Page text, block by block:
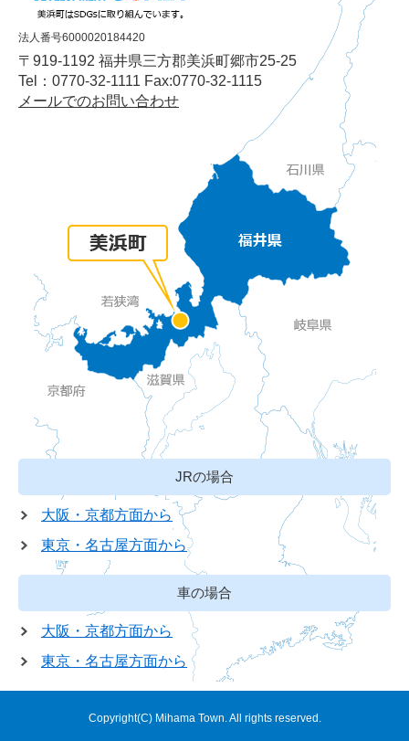
法人番号6000020184420
〒919-1192 福井県三方郡美浜町郷市25-25
Tel：0770-32-1111 Fax:0770-32-1115
メールでのお問い合わせ
JRの場合
大阪・京都方面から
東京・名古屋方面から
車の場合
大阪・京都方面から
東京・名古屋方面から
Copyright(C) Mihama Town. All rights reserved.